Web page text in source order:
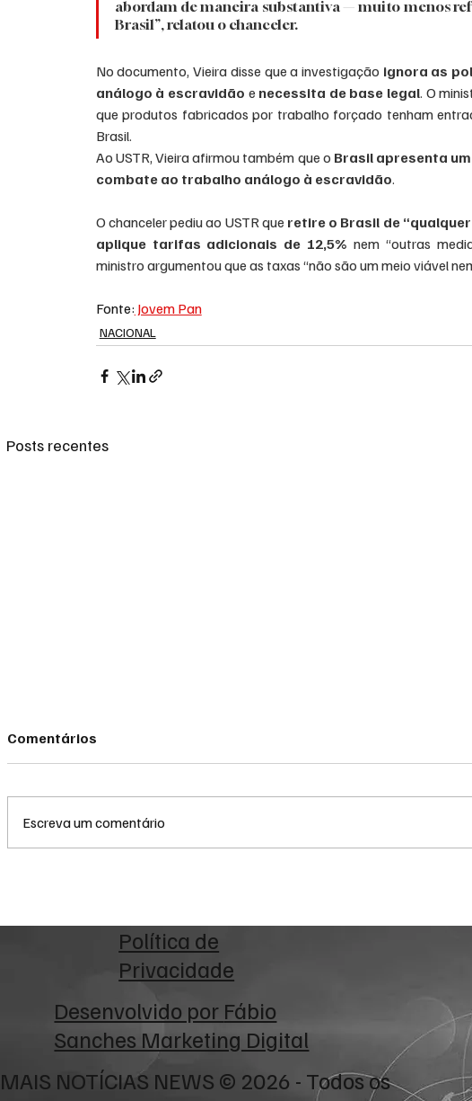
abordam de maneira substantiva — muito menos
Brasil”, relatou o chanceler.
No documento, Vieira disse que a investigação ignora as
análogo à escravidão e necessita de base legal. O
que produtos fabricados por trabalho forçado tenham
Brasil.
Ao USTR, Vieira afirmou também que o Brasil apresenta
combate ao trabalho análogo à escravidão.
O chanceler pediu ao USTR que retire o Brasil de
aplique tarifas adicionais de 12,5% nem “outras
ministro argumentou que as taxas “não são um meio viável
Fonte: Jovem Pan
NACIONAL
Posts recentes
dia da votação
Comentários
Escreva um comentário
Política de
Privacidade
Desenvolvido por Fábio
Sanches Marketing Digital
MAIS NOTÍCIAS NEWS © 2026 - Todos os